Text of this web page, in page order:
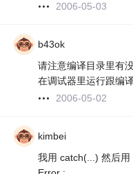
2006-05-03
b43ok
请注意编译目录里有
在调试器里运行跟编
2006-05-02
kimbei
我用 catch(...) 然后